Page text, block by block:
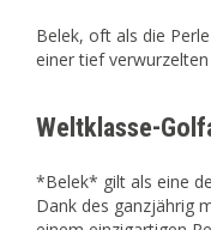
Belek, oft als die
einer tief
Weltklasse-
*Belek* gilt als eine
Dank des ganzjährig